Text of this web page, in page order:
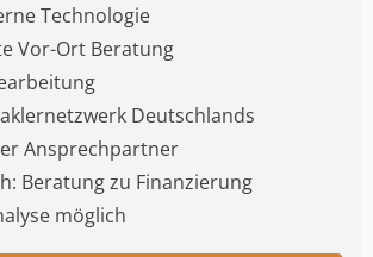
Technologie
Vor-Ort Beratung
Deutschlands
Ansprechpartner
Beratung zu Finanzierung
möglich